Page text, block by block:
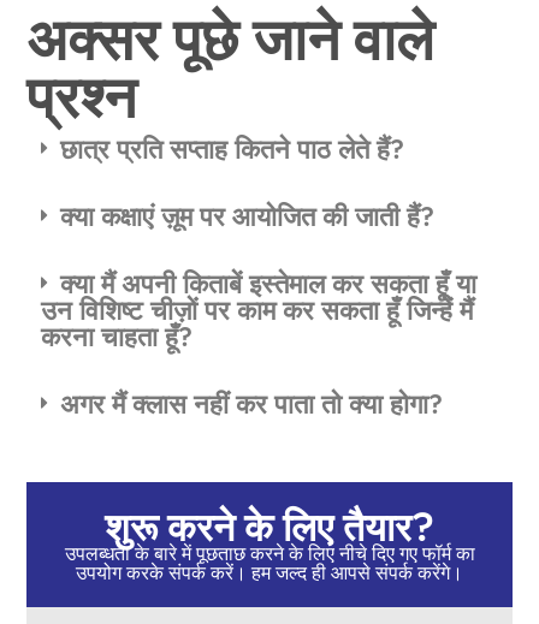
अक्सर पूछे जाने वाले
प्रश्न
छात्र प्रति सप्ताह कितने पाठ लेते हैं?
क्या कक्षाएं ज़ूम पर आयोजित की जाती हैं?
क्या मैं अपनी किताबें इस्तेमाल कर सकता हूँ या
उन विशिष्ट चीज़ों पर काम कर सकता हूँ जिन्हें मैं
करना चाहता हूँ?
अगर मैं क्लास नहीं कर पाता तो क्या होगा?
शुरू करने के लिए तैयार?
उपलब्धता के बारे में पूछताछ करने के लिए नीचे दिए गए फॉर्म का
उपयोग करके संपर्क करें। हम जल्द ही आपसे संपर्क करेंगे।